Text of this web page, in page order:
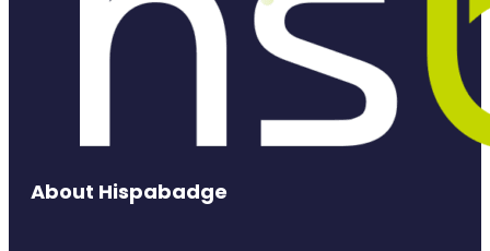
About Hispabadge